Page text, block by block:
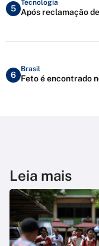
5
Tecnologia
Após reclamação
6
Brasil
Feto é encontrado
Leia mais